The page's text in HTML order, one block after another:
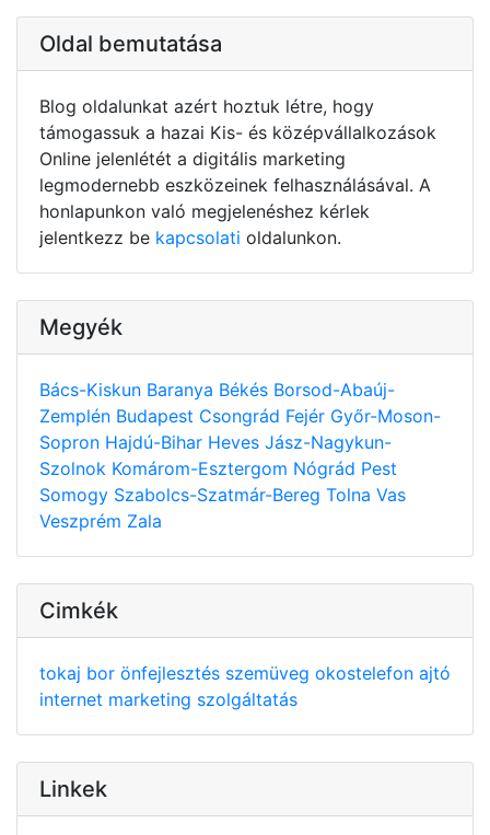
Oldal bemutatása
Blog oldalunkat azért hoztuk létre, hogy
támogassuk a hazai Kis- és középvállalkozások
Online jelenlétét a digitális marketing
legmodernebb eszközeinek felhasználásával. A
honlapunkon való megjelenéshez kérlek
jelentkezz be kapcsolati oldalunkon.
Megyék
Bács-Kiskun Baranya Békés Borsod-Abaúj-
Zemplén Budapest Csongrád Fejér Győr-Moson-
Sopron Hajdú-Bihar Heves Jász-Nagykun-
Szolnok Komárom-Esztergom Nógrád Pest
Somogy Szabolcs-Szatmár-Bereg Tolna Vas
Veszprém Zala
Cimkék
tokaj bor önfejlesztés szemüveg okostelefon ajtó
internet marketing szolgáltatás
Linkek